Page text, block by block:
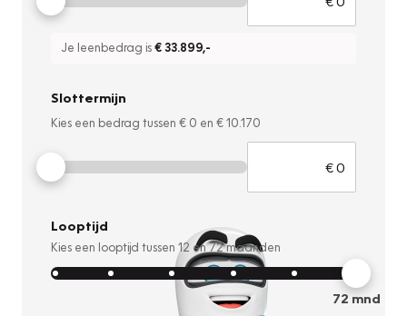
Je leenbedrag is€ 33.899,-
Slottermijn
Kies een bedrag tussen € 0 en € 10.170
Looptijd
Kies een looptijd tussen 12 en72maanden
72 mnd